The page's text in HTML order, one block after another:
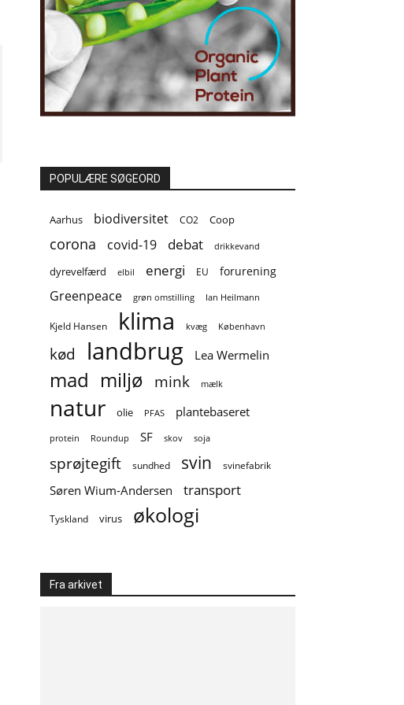
POPULÆRE SØGEORD
Aarhus biodiversitet CO2 Coop
corona covid-19 debat drikkevand
dyrevelfærd elbil energi EU forurening
Greenpeace grøn omstilling Ian Heilmann
Kjeld Hansen klima kvæg København
kød landbrug Lea Wermelin
mad miljø mink mælk
natur olie PFAS plantebaseret
protein Roundup SF skov soja
sprøjtegift sundhed svin svinefabrik
Søren Wium-Andersen transport
Tyskland virus økologi
Fra arkivet